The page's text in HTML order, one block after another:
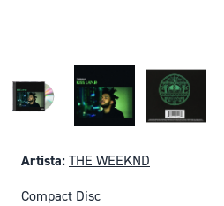
Artista:THE WEEKND
Compact Disc